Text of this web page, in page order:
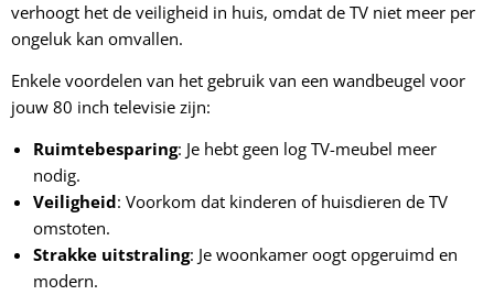
verhoogt het de veiligheid in huis, omdat de TV niet meer per
ongeluk kan omvallen.
Enkele voordelen van het gebruik van een wandbeugel voor
jouw 80 inch televisie zijn:
Ruimtebesparing: Je hebt geen log TV-meubel meer
nodig.
Veiligheid: Voorkom dat kinderen of huisdieren de TV
omstoten.
Strakke uitstraling: Je woonkamer oogt opgeruimd en
modern.